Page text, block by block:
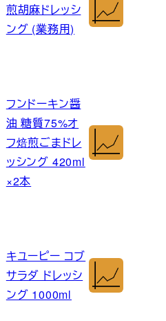
煎胡麻ドレッシ
ング (業務用)
フンドーキン醤
油 糖質75%オ
フ焙煎ごまドレ
ッシング 420ml
×2本
キユーピー コブ
サラダ ドレッシ
ング 1000ml